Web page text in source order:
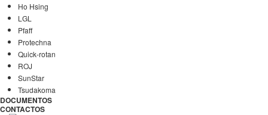
Ho Hsing
LGL
Pfaff
Protechna
Quick-rotan
ROJ
SunStar
Tsudakoma
DOCUMENTOS
CONTACTOS